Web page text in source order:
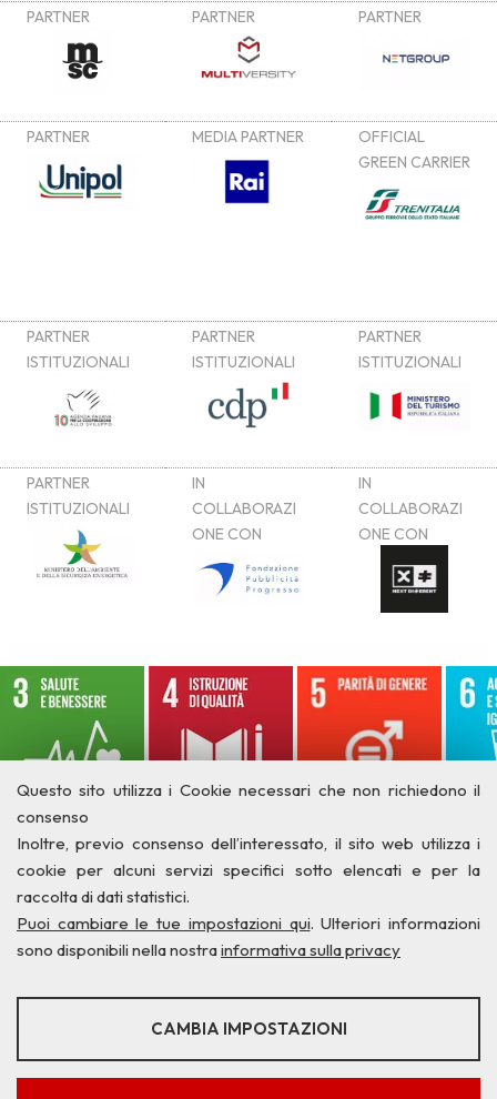
Questo sito utilizza i Cookie necessari che non richiedono il
consenso
Inoltre, previo consenso dell’interessato, il sito web utilizza i
cookie per alcuni servizi specifici sotto elencati e per la
raccolta di dati statistici.
Puoi cambiare le tue impostazioni qui. Ulteriori informazioni
sono disponibili nella nostrainformativa sulla privacy
STATISTICHE
CAMBIA IMPOSTAZIONI